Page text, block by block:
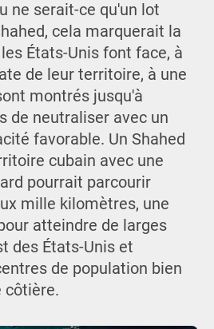
ne serait-ce qu'un lot
cela marquerait la
États-Unis font face, à
de leur territoire, à une
montrés jusqu'à
de neutraliser avec un
favorable. Un Shahed
cubain avec une
pourrait parcourir
mille kilomètres, une
atteindre de larges
des États-Unis et
de population bien
côtière.